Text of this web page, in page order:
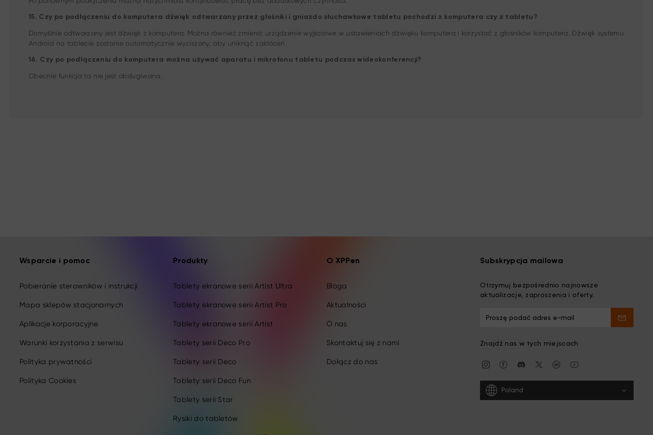
15. Czy po podłączeniu do komputera dźwięk odtwarzany przez głośniki i gniazdo słuchawkowe tabletu pochodzi z komputera czy z tabletu?
Domyślnie odtwarzany jest dźwięk z komputera. Można również zmienić urządzenie wyjściowe w ustawieniach dźwięku komputera i korzystać z głośników komputera. Dźwięk systemu
Android na tablecie zostanie automatycznie wyciszony, aby uniknąć zakłóceń.
16. Czy po podłączeniu do komputera można używać aparatu i mikrofonu tabletu podczas wideokonferencji?
Obecnie funkcja ta nie jest obsługiwana.
Wsparcie i pomoc
Pobieranie sterowników i instrukcji
Mapa sklepów stacjonarnych
Aplikacje korporacyjne
Warunki korzystania z serwisu
Polityka prywatności
Polityka Cookies
Produkty
Tablety ekranowe serii Artist Ultra
Tablety ekranowe serii Artist Pro
Tablety ekranowe serii Artist
Tablety serii Deco Pro
Tablety serii Deco
Tablety serii Deco Fun
Tablety serii Star
Rysiki do tabletów
O XPPen
Bloga
Aktualności
O nas
Skontaktuj się z nami
Dołącz do nas
Subskrypcja mailowa
Otrzymuj bezpośrednio najnowsze
aktualizacje, zaproszenia i oferty.
Znajdź nas w tych miejscach
Poland